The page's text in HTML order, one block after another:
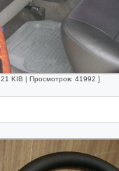
KIB | Просмотров: 41992 ]